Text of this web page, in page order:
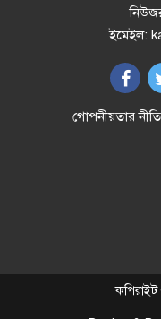
ইমেইল:
গোপনীয়তার নীতি
কপিরাইট